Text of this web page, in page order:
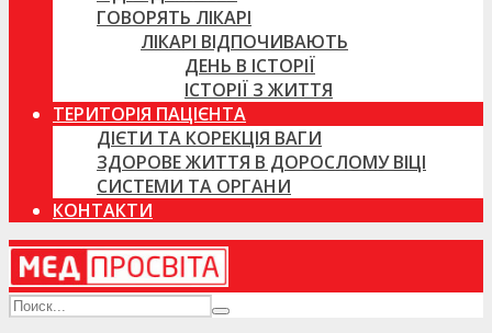
ГОВОРЯТЬ ЛІКАРІ
ЛІКАРІ ВІДПОЧИВАЮТЬ
ДЕНЬ В ІСТОРІЇ
ІСТОРІЇ З ЖИТТЯ
ТЕРИТОРІЯ ПАЦІЄНТА
ДІЄТИ ТА КОРЕКЦІЯ ВАГИ
ЗДОРОВЕ ЖИТТЯ В ДОРОСЛОМУ ВІЦІ
СИСТЕМИ ТА ОРГАНИ
КОНТАКТИ